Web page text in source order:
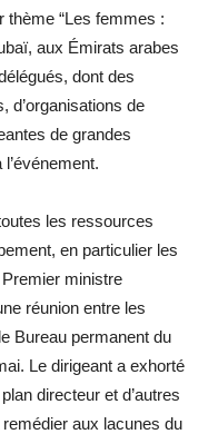
thème “Les femmes :
aux Émirats arabes
dont des
d’organisations de
de grandes
les ressources
en particulier les
ministre
réunion entre les
Bureau permanent du
Le dirigeant a exhorté
directeur et d’autres
aux lacunes du